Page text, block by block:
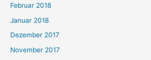
Februar 2018
Januar 2018
Dezember 2017
November 2017